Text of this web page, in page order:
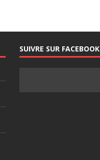
SUIVRE SUR FACEBOOK